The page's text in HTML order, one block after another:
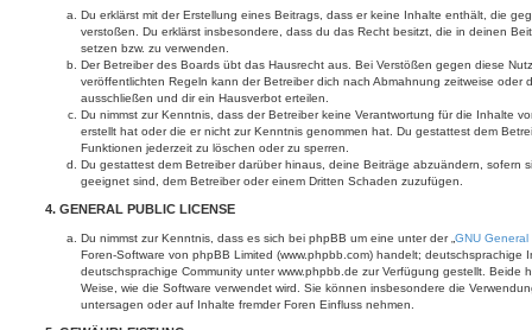
Du erklärst mit der Erstellung eines Beitrags, dass er keine Inhalte enthält, die
verstoßen. Du erklärst insbesondere, dass du das Recht besitzt, die in deinen
setzen bzw. zu verwenden.
Der Betreiber des Boards übt das Hausrecht aus. Bei Verstößen gegen diese
veröffentlichten Regeln kann der Betreiber dich nach Abmahnung zeitweise oder
ausschließen und dir ein Hausverbot erteilen.
Du nimmst zur Kenntnis, dass der Betreiber keine Verantwortung für die Inhalte
erstellt hat oder die er nicht zur Kenntnis genommen hat. Du gestattest dem
Funktionen jederzeit zu löschen oder zu sperren.
Du gestattest dem Betreiber darüber hinaus, deine Beiträge abzuändern, sofern
geeignet sind, dem Betreiber oder einem Dritten Schaden zuzufügen.
4. GENERAL PUBLIC LICENSE
Du nimmst zur Kenntnis, dass es sich bei phpBB um eine unter der „ GNU
Foren-Software von phpBB Limited (www.phpbb.com) handelt; deutschsprachige
deutschsprachige Community unter www.phpbb.de zur Verfügung gestellt. Beide
Weise, wie die Software verwendet wird. Sie können insbesondere die
untersagen oder auf Inhalte fremder Foren Einfluss nehmen.